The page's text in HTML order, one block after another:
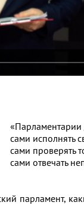
парламент,